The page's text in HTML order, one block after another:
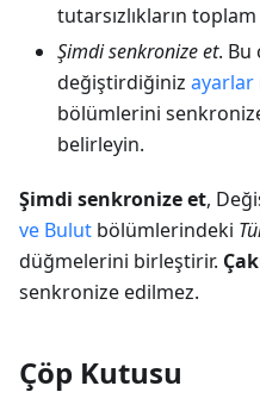
tutarsızlıkların toplam
Şimdi senkronize et. Bu
değiştirdiğiniz ayarlar
bölümlerini
belirleyin.
Şimdi senkronize et,
ve Bulut bölümlerindeki
düğmelerini birleştirir.
senkronize edilmez.
Çöp Kutusu